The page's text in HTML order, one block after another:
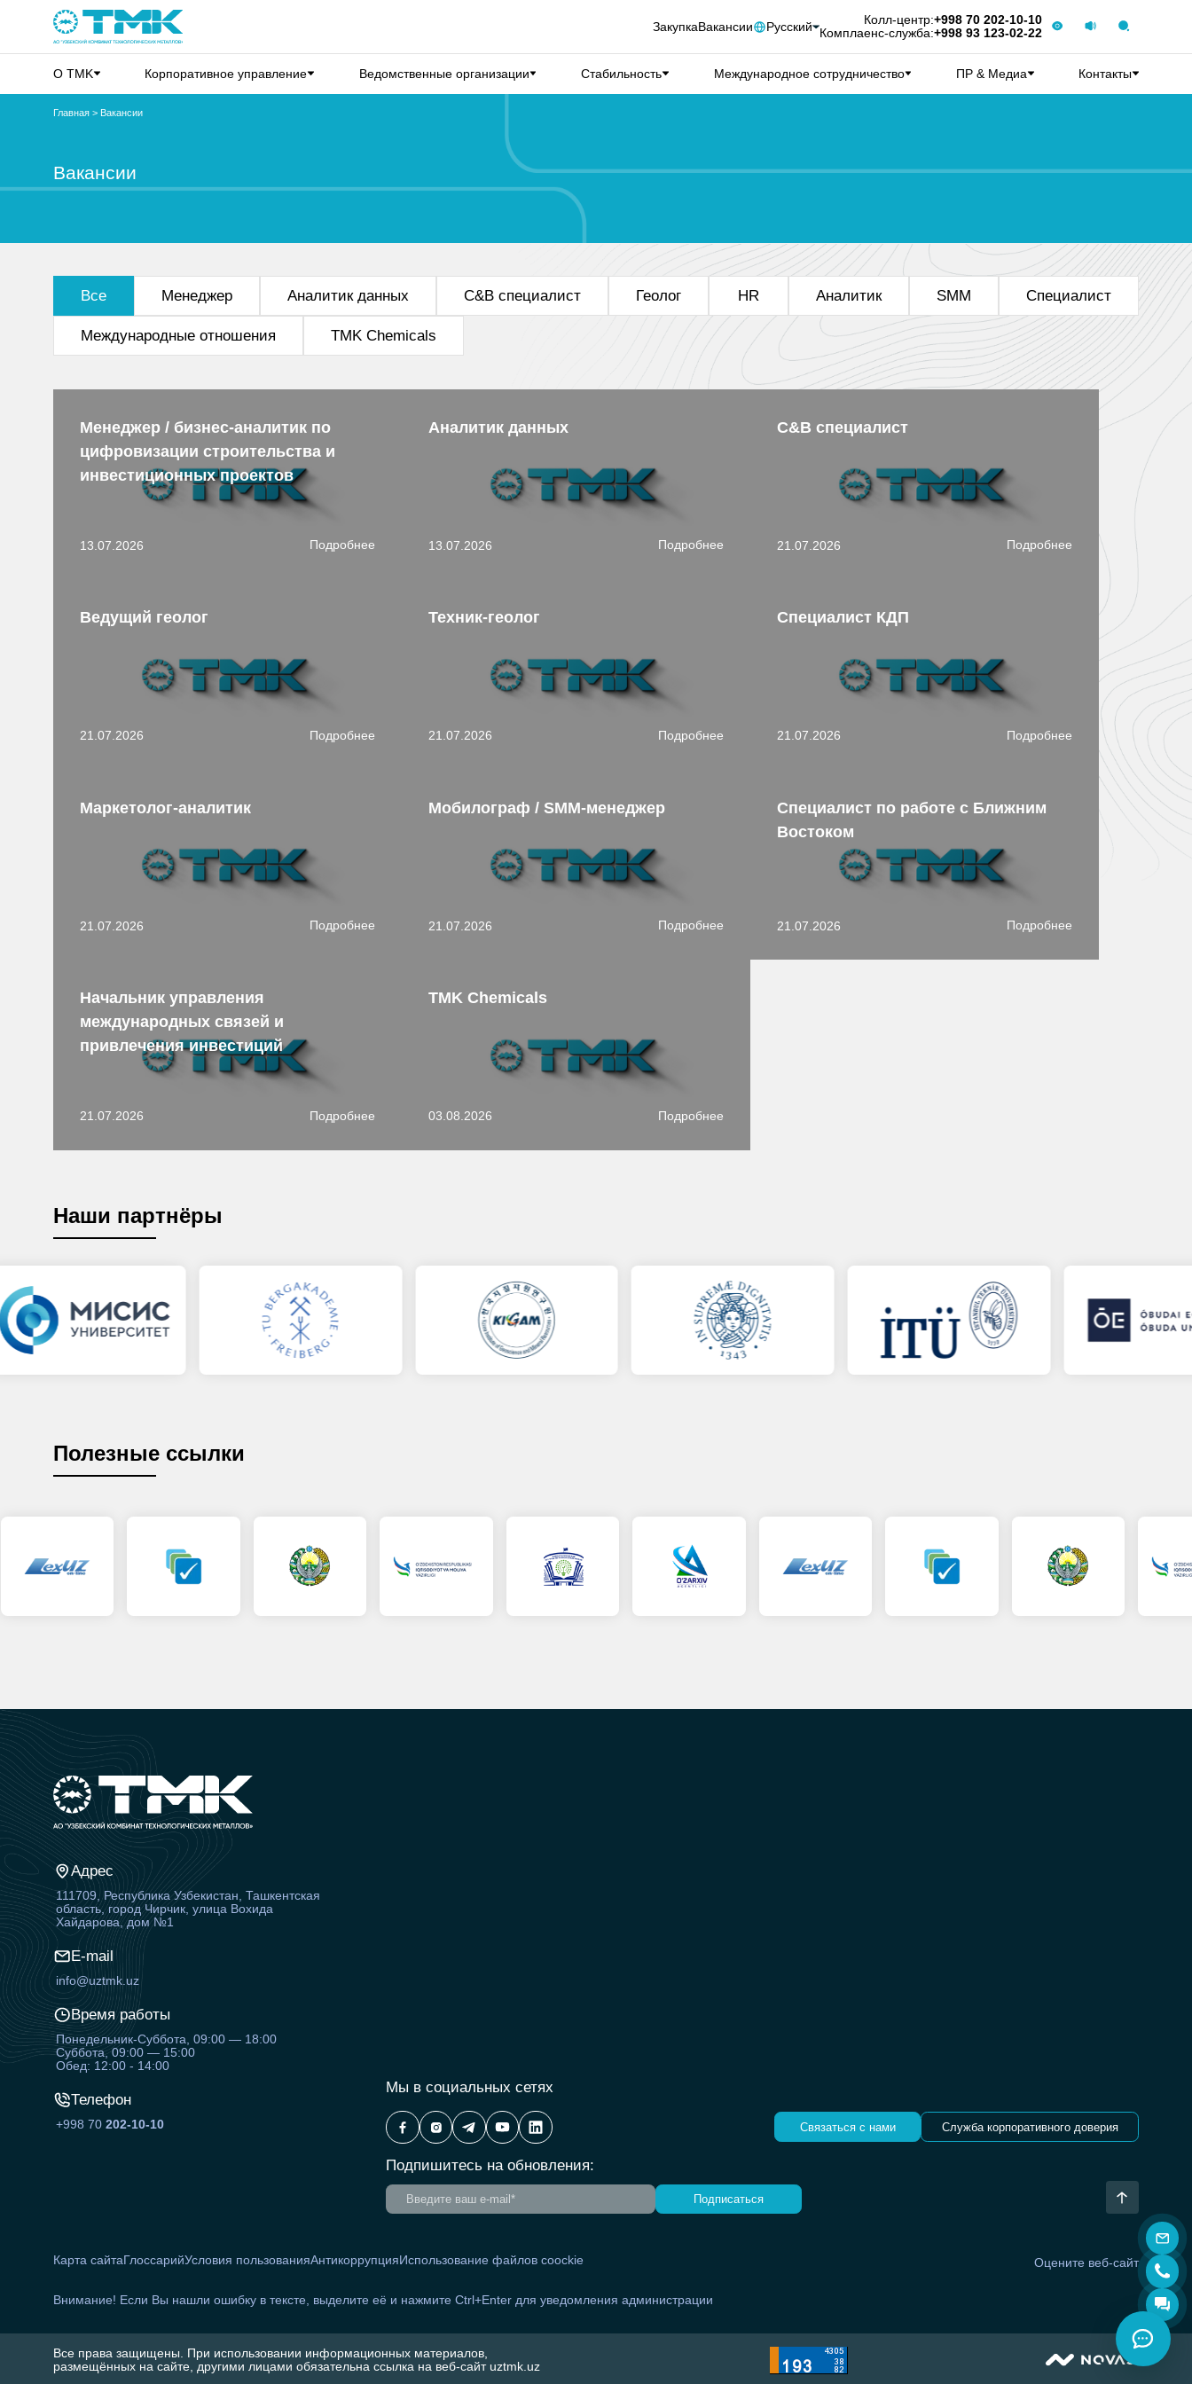
ЗакупкаВакансии Русский Колл-центр:+998 70 202-10-10
Комплаенс-служба:+998 93 123-02-22
О TMK Корпоративное управление Ведомственные организации Стабильность Международное сотрудничество ПР & Медиа Контакты
Главная > Вакансии
Вакансии
Все Менеджер Аналитик данных C&B специалист Геолог HR Aналитик SMM Специалист
Международные отношения TMK Chemicals
Менеджер / бизнес-аналитик по
цифровизации строительства и
инвестиционных проектов
13.07.2026 Подробнее
Аналитик данных
13.07.2026 Подробнее
C&B специалист
21.07.2026 Подробнее
Ведущий геолог
21.07.2026 Подробнее
Техник-геолог
21.07.2026 Подробнее
Специалист КДП
21.07.2026 Подробнее
Маркетолог-аналитик
21.07.2026 Подробнее
Мобилограф / SMM-менеджер
21.07.2026 Подробнее
Специалист по работе с Ближним
Востоком
21.07.2026 Подробнее
Начальник управления
международных связей и
привлечения инвестиций
21.07.2026 Подробнее
TMK Chemicals
03.08.2026 Подробнее
Наши партнёры
Полезные ссылки
Адрес
111709, Республика Узбекистан, Ташкентская
область, город Чирчик, улица Вохида
Хайдарова, дом №1
E-mail
info@uztmk.uz
Время работы
Понедельник-Суббота, 09:00 — 18:00
Суббота, 09:00 — 15:00
Обед: 12:00 - 14:00
Телефон
+998 70 202-10-10
Мы в социальных сетях
Связаться с нами Служба корпоративного доверия
Подпишитесь на обновления:
Подписаться
Карта сайтаГлоссарийУсловия пользованияАнтикоррупция Использование файлов coockie Оцените веб-сайт
Внимание! Если Вы нашли ошибку в тексте, выделите её и нажмите Ctrl+Enter для уведомления администрации
Все права защищены. При использовании информационных материалов,
размещённых на сайте, другими лицами обязательна ссылка на веб-сайт uztmk.uz